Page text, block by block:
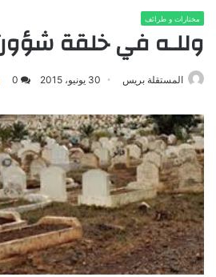
مختارات و طرائف
وللـه في خلقة
المستقلة بريس 30 يونيو، 2015 0